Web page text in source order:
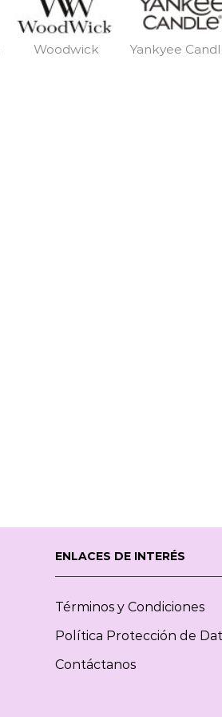
Woodwick Yankyee
ENLACES DE INTERÉS
Términos y Condiciones
Política Protección de
Contáctanos